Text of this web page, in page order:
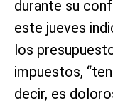
durante su
este jueves
los
impuestos,
decir, es